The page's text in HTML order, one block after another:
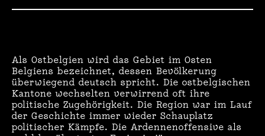
Als Ostbelgien wird das Gebiet im Osten
Belgiens bezeichnet, dessen Bevölkerung
überwiegend deutsch spricht. Die ostbelgischen
Kantone wechselten verwirrend oft ihre
politische Zugehörigkeit. Die Region war im Lauf
der Geschichte immer wieder Schauplatz
politischer Kämpfe. Die Ardennenoffensive als